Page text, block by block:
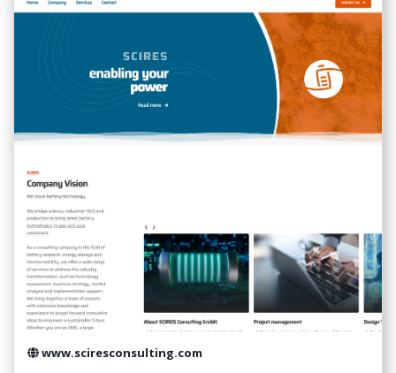
www.sciresconsulting.com